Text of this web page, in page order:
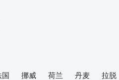
国 挪威 荷兰 丹麦
拉脱